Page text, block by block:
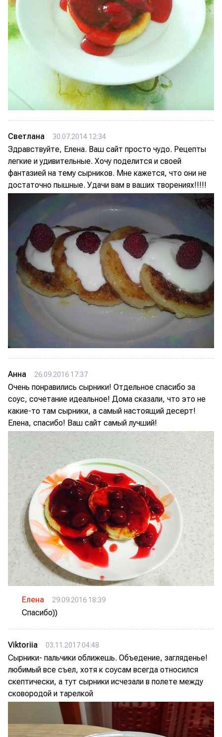
Светлана 30.07.2014 12:34
Здравствуйте, Елена. Ваш сайт просто чудо. Рецепты
легкие и удивительные. Хочу поделится и своей
фантазией на тему сырников. Мне кажется, что они не
достаточно пышные. Удачи вам в ваших творениях!!!!!
Анна 26.09.2016 17:37
Очень понравились сырники! Отдельное спасибо за
соус, сочетание идеальное! Дома сказали, что это не
какие-то там сырники, а самый настоящий десерт!
Елена, спасибо! Ваш сайт самый лучший!
Елена 29.09.2016 18:39
Спасибо))
Viktoriia 03.11.2017 04:48
Сырники- пальчики оближешь. Объедение, загляденье!
любимый все съел, хотя к соусам всегда относился
скептически, а тут сырники исчезали в полете между
сковородой и тарелкой